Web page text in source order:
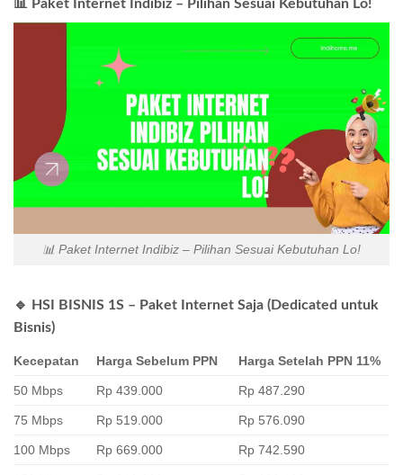
📊 Paket Internet Indibiz – Pilihan Sesuai Kebutuhan Lo!
📊 Paket Internet Indibiz – Pilihan Sesuai Kebutuhan Lo!
🔹 HSI BISNIS 1S – Paket Internet Saja (Dedicated untuk
Bisnis)
Kecepatan Harga Sebelum PPN Harga Setelah PPN 11%
50 Mbps Rp 439.000 Rp 487.290
75 Mbps Rp 519.000 Rp 576.090
100 Mbps Rp 669.000 Rp 742.590